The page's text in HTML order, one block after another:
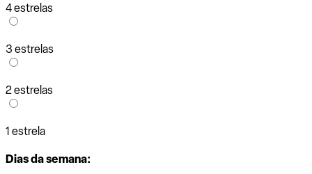
4 estrelas
3 estrelas
2 estrelas
1 estrela
Dias da semana: